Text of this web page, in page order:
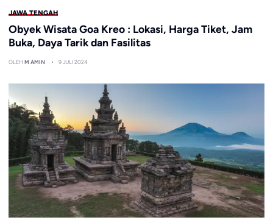
JAWA TENGAH
Obyek Wisata Goa Kreo : Lokasi, Harga Tiket, Jam
Buka, Daya Tarik dan Fasilitas
OLEH M AMIN 9 JULI 2024